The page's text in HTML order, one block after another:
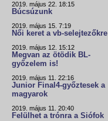
2019. május 22. 18:15
Búcsúzunk
2019. május 15. 7:19
Női keret a vb-selejtezőkre
2019. május 12. 15:12
Megvan az ötödik BL-
győzelem is!
2019. május 11. 22:16
Junior Final4-győztesek a
magyarok
2019. május 11. 20:40
Felülhet a trónra a Siófok